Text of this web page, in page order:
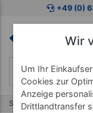
Zum Kaufbereich
+49 (0)
Start Balanceartikel
Wir
Um Ihr
Cookies zur
Anzeige
Drittlandtransfer